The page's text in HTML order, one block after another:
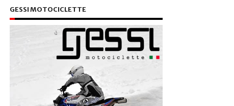
GESSI MOTOCICLETTE